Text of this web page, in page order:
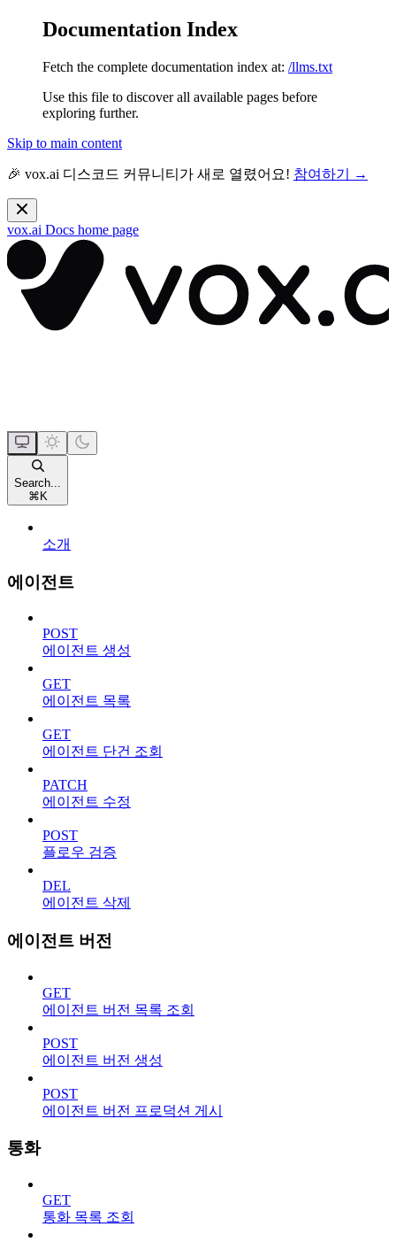
Documentation Index
Fetch the complete documentation index at: /llms.txt
Use this file to discover all available pages before
exploring further.
Skip to main content
🎉 vox.ai 디스코드 커뮤니티가 새로 열렸어요! 참여하기 →
vox.ai Docs home page
Search...
⌘ K
소개
에이전트
POST
에이전트 생성
GET
에이전트 목록
GET
에이전트 단건 조회
PATCH
에이전트 수정
POST
플로우 검증
DEL
에이전트 삭제
에이전트 버전
GET
에이전트 버전 목록 조회
POST
에이전트 버전 생성
POST
에이전트 버전 프로덕션 게시
통화
GET
통화 목록 조회